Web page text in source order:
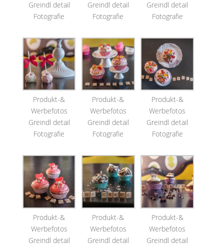
Greindl detail
Fotografie
Greindl detail
Fotografie
Greindl detail
Fotografie
Produkt-&
Werbefotos
Greindl detail
Fotografie
Produkt-&
Werbefotos
Greindl detail
Fotografie
Produkt-&
Werbefotos
Greindl detail
Fotografie
Produkt-&
Werbefotos
Greindl detail
Produkt-&
Werbefotos
Greindl detail
Produkt-&
Werbefotos
Greindl detail